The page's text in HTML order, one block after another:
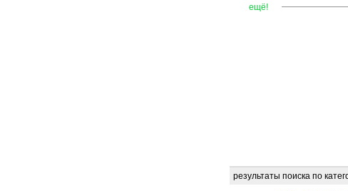
ещё! —————
результаты поиска по